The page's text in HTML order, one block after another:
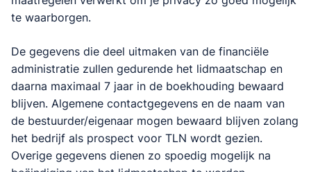
te waarborgen.
De gegevens die deel uitmaken van de financiële
administratie zullen gedurende het lidmaatschap en
daarna maximaal 7 jaar in de boekhouding bewaard
blijven. Algemene contactgegevens en de naam van
de bestuurder/eigenaar mogen bewaard blijven zolang
het bedrijf als prospect voor TLN wordt gezien.
Overige gegevens dienen zo spoedig mogelijk na